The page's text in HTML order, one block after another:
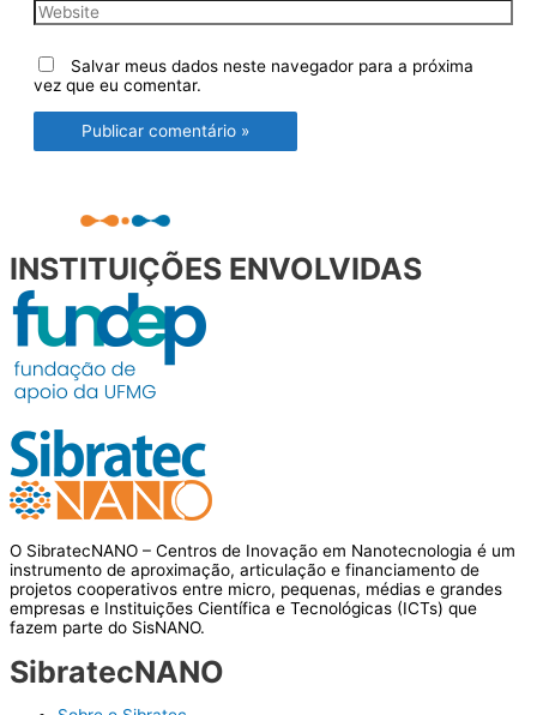
Salvar meus dados neste navegador para a próxima
vez que eu comentar.
INSTITUIÇÕES ENVOLVIDAS
O SibratecNANO – Centros de Inovação em Nanotecnologia é um
instrumento de aproximação, articulação e financiamento de
projetos cooperativos entre micro, pequenas, médias e grandes
empresas e Instituições Científica e Tecnológicas (ICTs) que
fazem parte do SisNANO.
SibratecNANO